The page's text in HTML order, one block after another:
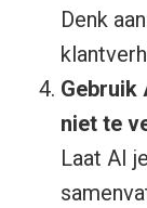
Denk
Gebruik
niet te
Laat AI